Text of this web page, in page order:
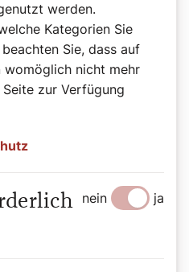
und
gibt es auch
für den im
ausgegeben werden.
sind daher überfüllt,
verdient
werden.
Kategorien Sie
Sie, dass auf
womöglich nicht mehr
zur Verfügung
nein ja